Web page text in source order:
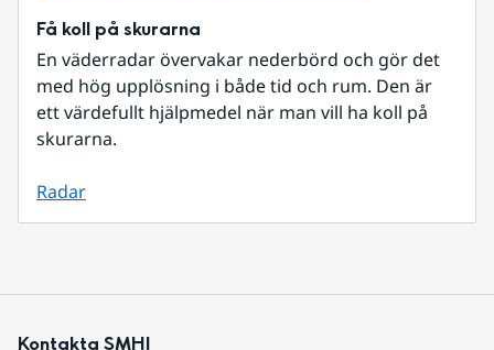
Få koll på skurarna
En väderradar övervakar nederbörd och gör det
med hög upplösning i både tid och rum. Den är
ett värdefullt hjälpmedel när man vill ha koll på
skurarna.
Radar
Kontakta SMHI